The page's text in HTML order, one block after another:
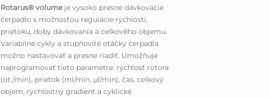
Rotarus® volumeje vysoko presné dávkovacie
čerpadlo s možnosťou regulácie rýchlosti,
prietoku, doby dávkovania a celkového objemu.
Variabilné cykly a stupňovité otáčky čerpadla
možno nastavovať a presne riadiť. Umožňuje
naprogramovať tieto parametre: rýchlosť rotora
(ot./min), prietok (ml/min, µl/min), čas, celkový
objem, rýchlostný gradient a cyklické